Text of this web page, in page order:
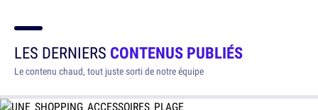
LES DERNIERS CONTENUS PUBLIÉS
Le contenu chaud, tout juste sorti de notre équipe